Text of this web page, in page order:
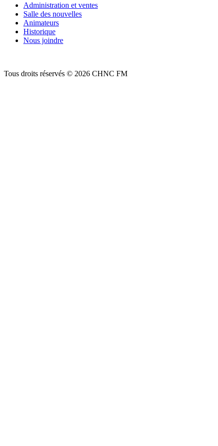
Administration et ventes
Salle des nouvelles
Animateurs
Historique
Nous joindre
Tous droits réservés © 2026 CHNC FM